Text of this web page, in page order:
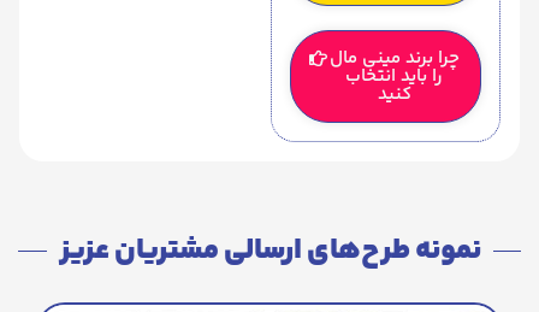
چرا برند مینی مال
را باید انتخاب
کنید
نمونه طرح‌های ارسالی مشتریان عزیز